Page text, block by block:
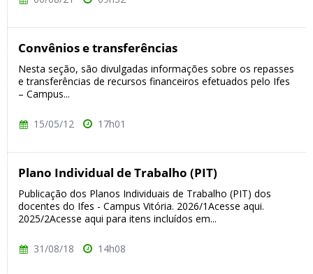
Convênios e transferências
Nesta seção, são divulgadas informações sobre os repasses
e transferências de recursos financeiros efetuados pelo Ifes
– Campus...
15/05/12 17h01
Plano Individual de Trabalho (PIT)
Publicação dos Planos Individuais de Trabalho (PIT) dos
docentes do Ifes - Campus Vitória. 2026/1Acesse aqui.
2025/2Acesse aqui para itens incluídos em...
31/08/18 14h08